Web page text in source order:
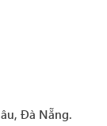
Đà Nẵng.